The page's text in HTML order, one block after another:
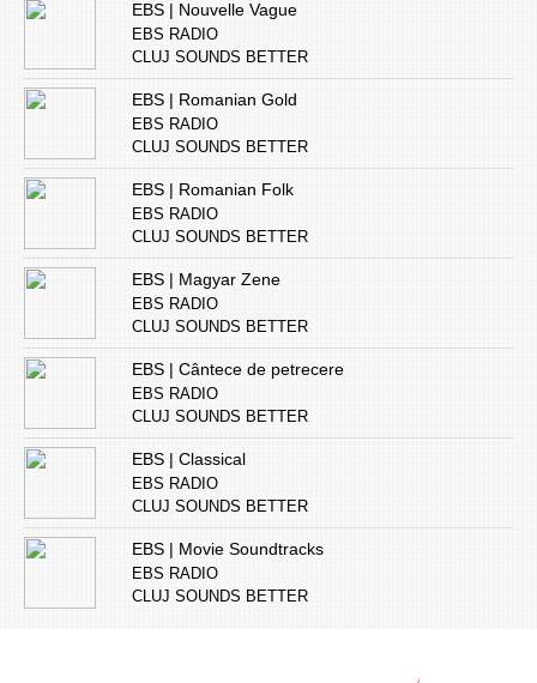
EBS | Nouvelle Vague
EBS RADIO
CLUJ SOUNDS BETTER
EBS | Romanian Gold
EBS RADIO
CLUJ SOUNDS BETTER
EBS | Romanian Folk
EBS RADIO
CLUJ SOUNDS BETTER
EBS | Magyar Zene
EBS RADIO
CLUJ SOUNDS BETTER
EBS | Cântece de petrecere
EBS RADIO
CLUJ SOUNDS BETTER
EBS | Classical
EBS RADIO
CLUJ SOUNDS BETTER
EBS | Movie Soundtracks
EBS RADIO
CLUJ SOUNDS BETTER